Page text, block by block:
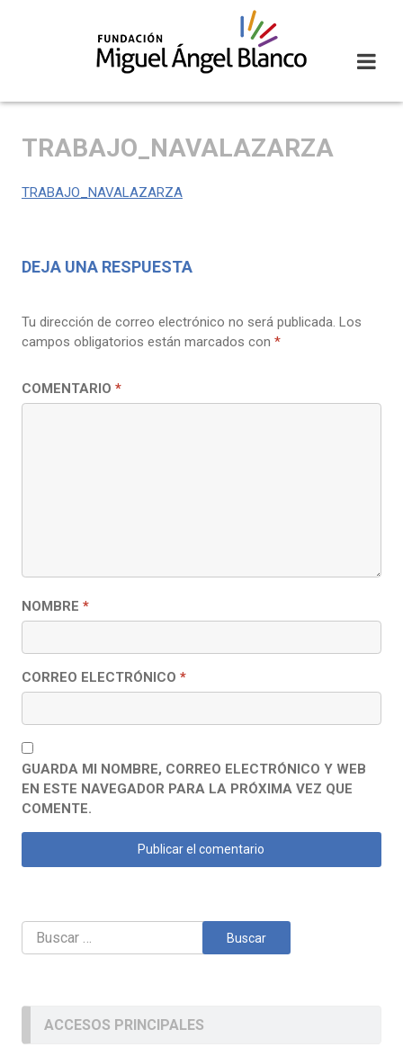
TRABAJO_NAVALAZARZA
TRABAJO_NAVALAZARZA
DEJA UNA RESPUESTA
Tu dirección de correo electrónico no será publicada. Los
campos obligatorios están marcados con *
COMENTARIO *
NOMBRE *
CORREO ELECTRÓNICO *
GUARDA MI NOMBRE, CORREO ELECTRÓNICO Y WEB
EN ESTE NAVEGADOR PARA LA PRÓXIMA VEZ QUE
COMENTE.
Buscar:
ACCESOS PRINCIPALES